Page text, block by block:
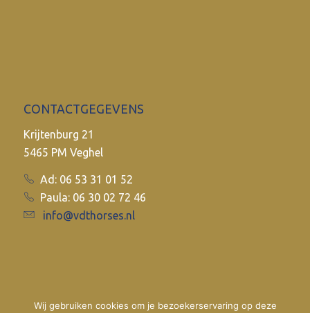
CONTACTGEGEVENS
Krijtenburg 21
5465 PM Veghel
Ad: 06 53 31 01 52
Paula: 06 30 02 72 46
info@vdthorses.nl
Wij gebruiken cookies om je bezoekerservaring op deze